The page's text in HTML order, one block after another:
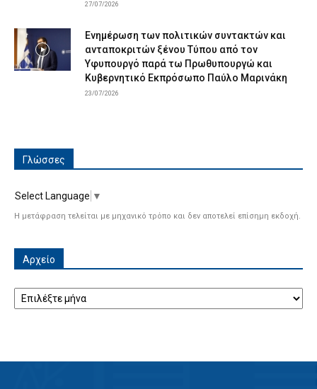
27/07/2026
Ενημέρωση των πολιτικών συντακτών και
ανταποκριτών ξένου Τύπου από τον
Υφυπουργό παρά τω Πρωθυπουργώ και
Κυβερνητικό Εκπρόσωπο Παύλο Μαρινάκη
23/07/2026
Γλώσσες
Select Language ▼
Η μετάφραση τελείται με μηχανικό τρόπο και δεν αποτελεί επίσημη εκδοχή.
Αρχείο